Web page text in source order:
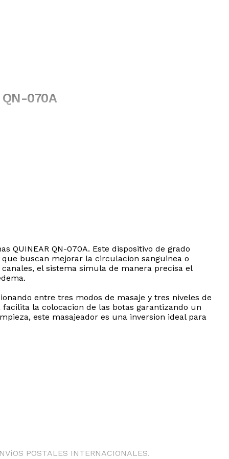
070A
QN-070A. Este dispositivo de grado
buscan mejorar la circulacion sanguinea o
el sistema simula de manera precisa el
entre tres modos de masaje y tres niveles de
la colocacion de las botas garantizando un
este masajeador es una inversion ideal para
POSTALES INTERNACIONALES.